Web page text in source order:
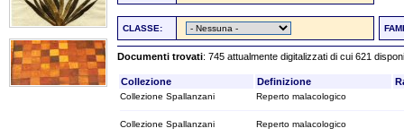
CLASSE:
Documenti trovati: 745 attualmente digitalizzati di cui 621
Collezione Definizione
Collezione Spallanzani Reperto malacologico
Collezione Spallanzani Reperto malacologico